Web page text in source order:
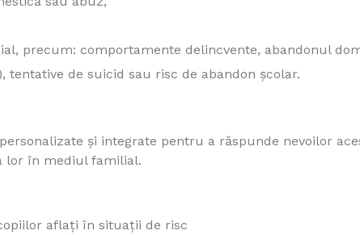
precum: comportamente delincvente, abandonul
tentative de suicid sau risc de abandon școlar.
și integrate pentru a răspunde nevoilor
lor în mediul familial.
aflați în situații de risc